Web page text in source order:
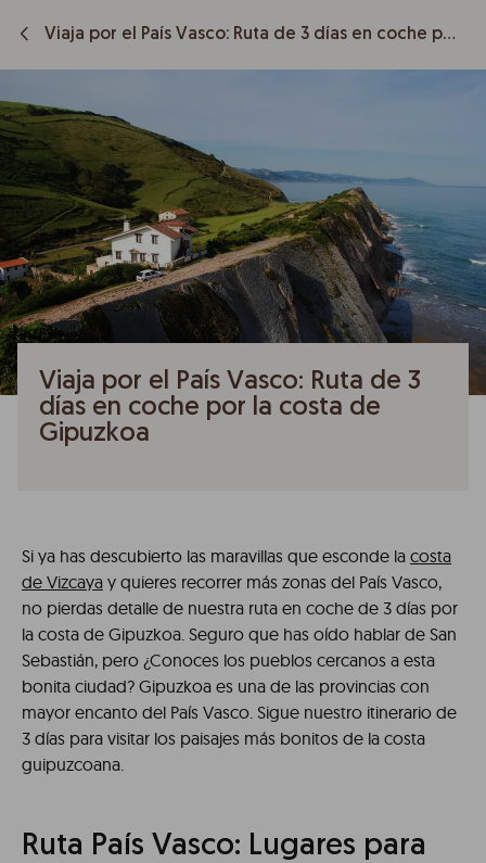
Viaja por el País Vasco: Ruta de 3 días en coche por la costa de Gipuzkoa
Viaja por el País Vasco: Ruta de 3
días en coche por la costa de
Gipuzkoa
Si ya has descubierto las maravillas que esconde la costa
de Vizcaya y quieres recorrer más zonas del País Vasco,
no pierdas detalle de nuestra ruta en coche de 3 días por
la costa de Gipuzkoa. Seguro que has oído hablar de San
Sebastián, pero ¿Conoces los pueblos cercanos a esta
bonita ciudad? Gipuzkoa es una de las provincias con
mayor encanto del País Vasco. Sigue nuestro itinerario de
3 días para visitar los paisajes más bonitos de la costa
guipuzcoana.
Ruta País Vasco: Lugares para